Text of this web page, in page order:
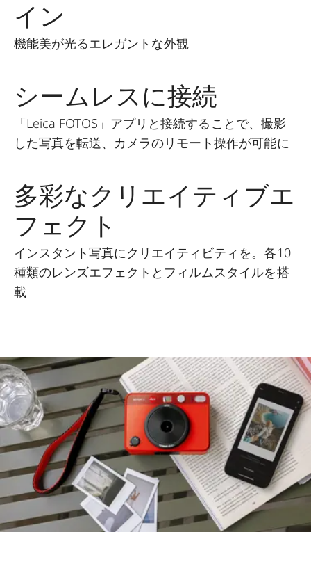
イン
機能美が光るエレガントな外観
シームレスに接続
「Leica FOTOS」アプリと接続することで、撮影
した写真を転送、カメラのリモート操作が可能に
多彩なクリエイティブエ
フェクト
インスタント写真にクリエイティビティを。各10
種類のレンズエフェクトとフィルムスタイルを搭
載